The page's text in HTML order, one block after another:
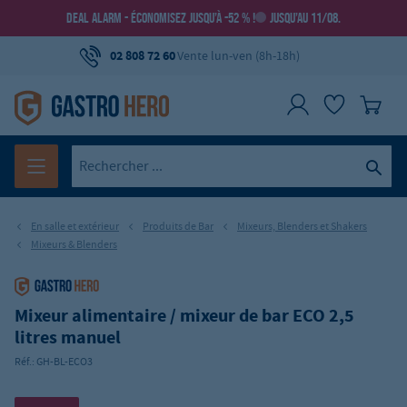
DEAL ALARM - ÉCONOMISEZ JUSQU’À -52 % ! JUSQU’AU 11/08.
02 808 72 60Vente lun-ven (8h-18h)
En salle et extérieur Produits de Bar
Mixeurs, Blenders et Shakers
Mixeurs & Blenders
Mixeur alimentaire / mixeur de bar ECO 2,5
litres manuel
Réf.: GH-BL-ECO3